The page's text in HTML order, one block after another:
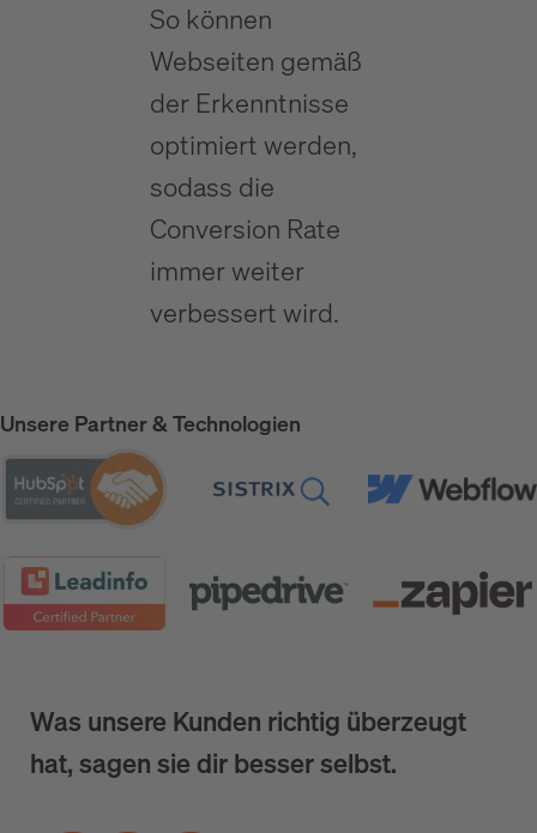
So können
Webseiten gemäß
der Erkenntnisse
optimiert werden,
sodass die
Conversion Rate
immer weiter
verbessert wird.
Unsere Partner & Technologien
Was unsere Kunden richtig überzeugt
hat, sagen sie dir besser selbst.